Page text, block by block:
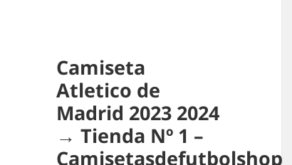
Camiseta
Atletico de
Madrid 2023 2024
→ Tienda Nº 1 –
Camisetasdefutbolshop